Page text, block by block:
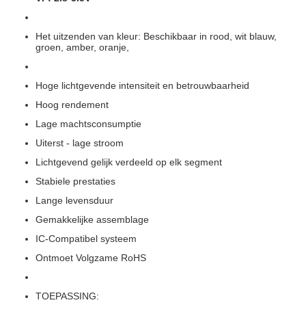
Het uitzenden van kleur: Beschikbaar in rood, wit blauw,
groen, amber, oranje,
Hoge lichtgevende intensiteit en betrouwbaarheid
Hoog rendement
Lage machtsconsumptie
Uiterst - lage stroom
Lichtgevend gelijk verdeeld op elk segment
Stabiele prestaties
Lange levensduur
Gemakkelijke assemblage
IC-Compatibel systeem
Ontmoet Volgzame RoHS
TOEPASSING: